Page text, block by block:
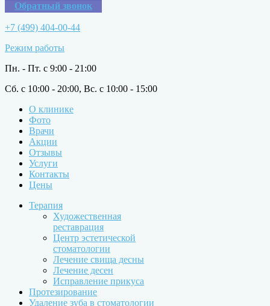
Обратный звонок
+7 (499) 404-00-44
Режим работы
Пн. - Пт. с 9:00 - 21:00
Сб. с 10:00 - 20:00, Вс. с 10:00 - 15:00
О клинике
Фото
Врачи
Акции
Отзывы
Услуги
Контакты
Цены
Терапия
Художественная
реставрация
Центр эстетической
стоматологии
Лечение свища десны
Лечение десен
Исправление прикуса
Протезирование
Удаление зуба в стоматологии